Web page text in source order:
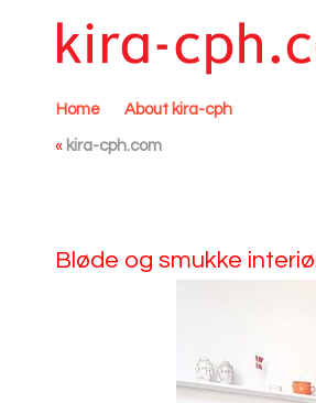
Home About kira-cph
« kira-cph.com
Bløde og smukke